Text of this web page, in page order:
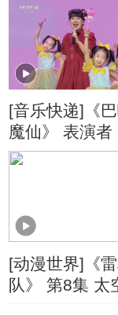
[音乐快递]《
魔仙》 表演者
果
[动漫世界]《
队》 第8集 太